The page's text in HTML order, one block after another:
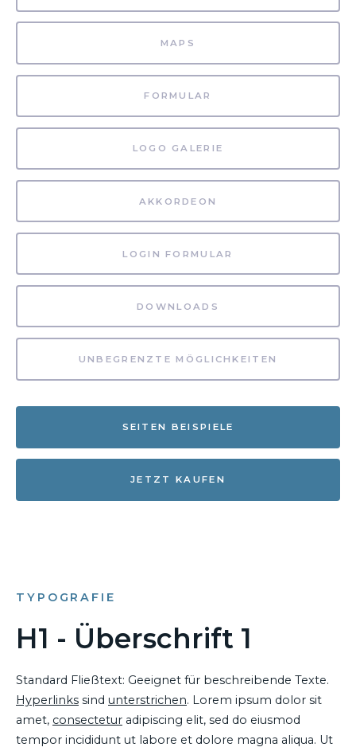
MAPS
FORMULAR
LOGO GALERIE
AKKORDEON
LOGIN FORMULAR
DOWNLOADS
UNBEGRENZTE MÖGLICHKEITEN
SEITEN BEISPIELE
JETZT KAUFEN
TYPOGRAFIE
H1 - Überschrift 1
Standard Fließtext: Geeignet für beschreibende Texte.
Hyperlinks sind unterstrichen. Lorem ipsum dolor sit
amet, consectetur adipiscing elit, sed do eiusmod
tempor incididunt ut labore et dolore magna aliqua. Ut